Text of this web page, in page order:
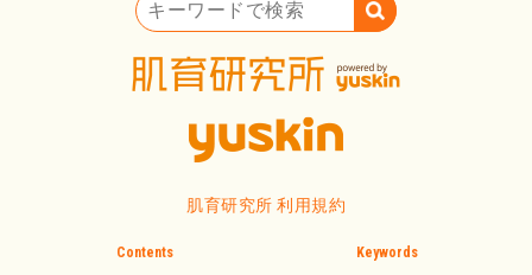
肌育研究所 利用規約
Contents Keywords
キーワードで検索